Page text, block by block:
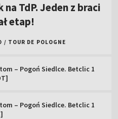
TdP. Jeden z braci
etap!
/ TOUR DE POLOGNE
– Pogoń Siedlce. Betclic 1
– Pogoń Siedlce. Betclic 1